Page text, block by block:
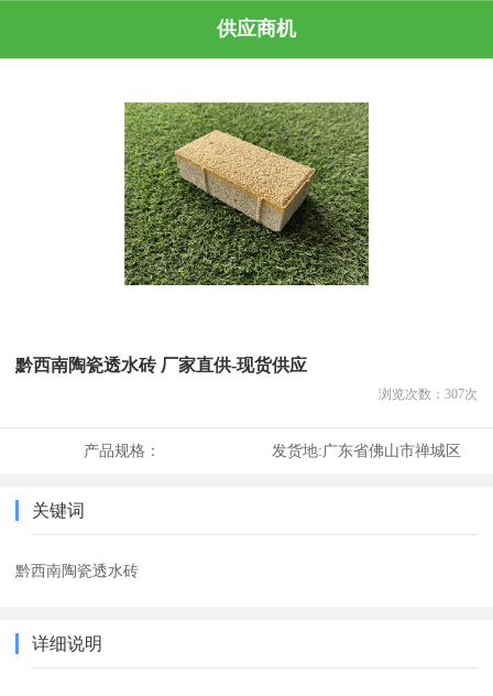
供应商机
黔西南陶瓷透水砖 厂家直供-现货供应
浏览次数： 307次
产品规格： 发货地:广东省佛山市禅城区
关键词
黔西南陶瓷透水砖
详细说明